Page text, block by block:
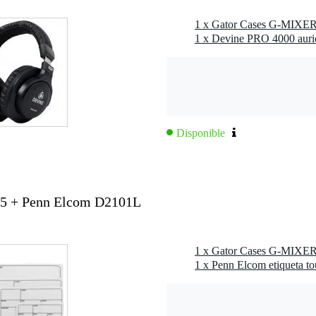
1 x Devine PRO 4000
Disponible
+ Penn Elcom D2101L
1 x Penn Elcom etiqueta